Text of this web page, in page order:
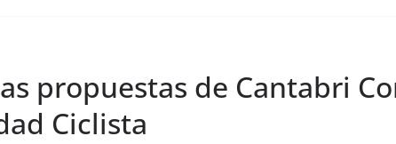
propuestas de Cantabri
Ciclista